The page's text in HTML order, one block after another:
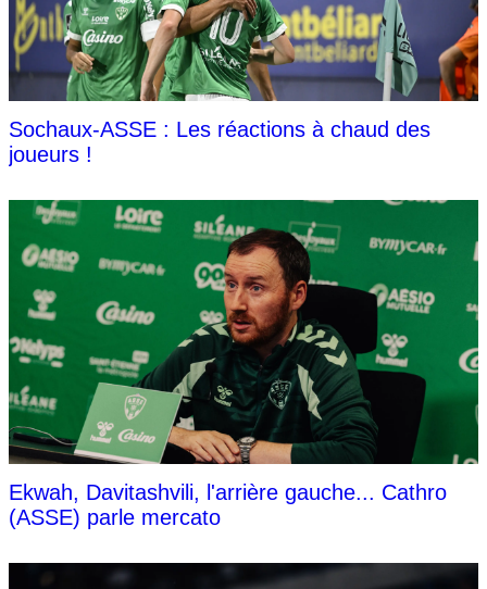
Sochaux-ASSE : Les réactions à chaud des
joueurs !
Ekwah, Davitashvili, l'arrière gauche... Cathro
(ASSE) parle mercato